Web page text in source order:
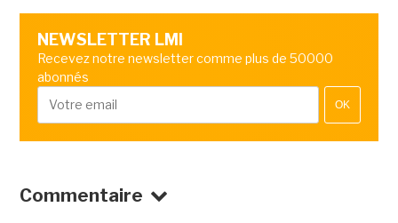
NEWSLETTER LMI
Recevez notre newsletter comme plus de 50000
abonnés
OK
Commentaire